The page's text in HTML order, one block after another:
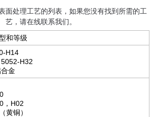
面处理工艺的列表，如果您没有找到所需的工
艺，请在线联系我们。
和等级
H14
H32
金
，H02
黄铜）